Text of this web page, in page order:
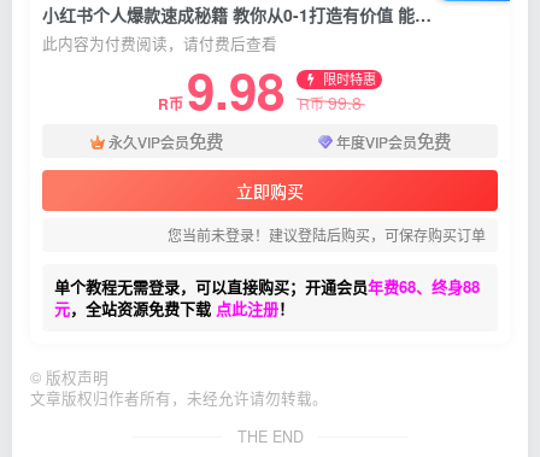
小红书个人爆款速成秘籍 教你从0-1打造有价值 能赚钱的账号
此内容为付费阅读，请付费后查看
R币 9.98 限时特惠
R币99.8
永久VIP会员免费 年度VIP会员免费
立即购买
您当前未登录！建议登陆后购买，可保存购买订单
单个教程无需登录，可以直接购买；开通会员年费68、终身88
元，全站资源免费下载 点此注册！
© 版权声明
文章版权归作者所有，未经允许请勿转载。
THE END